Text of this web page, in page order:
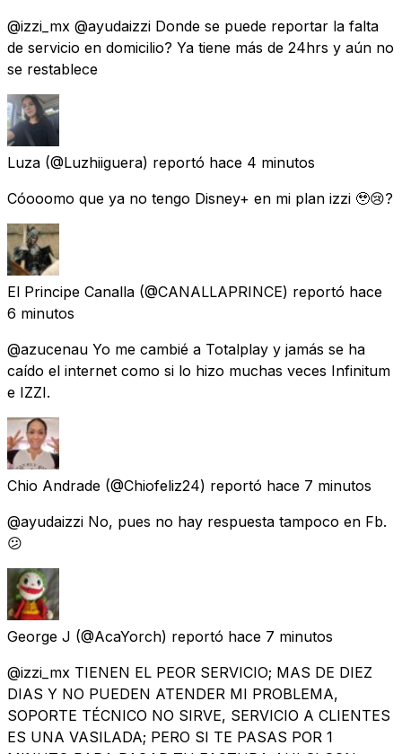
@izzi_mx @ayudaizzi Donde se puede reportar la falta
de servicio en domicilio? Ya tiene más de 24hrs y aún no
se restablece
Luza (@Luzhiiguera) reportó hace 4 minutos
Cóooomo que ya no tengo Disney+ en mi plan izzi 🥹😢?
El Principe Canalla (@CANALLAPRINCE) reportó hace
6 minutos
@azucenau Yo me cambié a Totalplay y jamás se ha
caído el internet como si lo hizo muchas veces Infinitum
e IZZI.
Chio Andrade (@Chiofeliz24) reportó hace 7 minutos
@ayudaizzi No, pues no hay respuesta tampoco en Fb.
😕
George J (@AcaYorch) reportó hace 7 minutos
@izzi_mx TIENEN EL PEOR SERVICIO; MAS DE DIEZ
DIAS Y NO PUEDEN ATENDER MI PROBLEMA,
SOPORTE TÉCNICO NO SIRVE, SERVICIO A CLIENTES
ES UNA VASILADA; PERO SI TE PASAS POR 1